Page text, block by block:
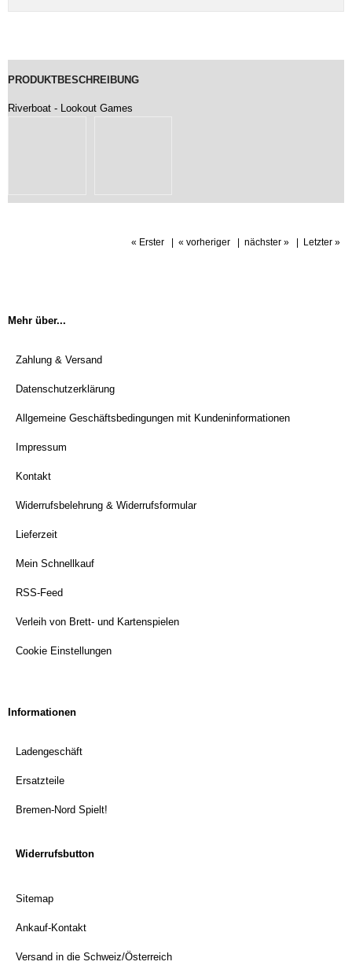
PRODUKTBESCHREIBUNG
Riverboat - Lookout Games
« Erster | « vorheriger | nächster » | Letzter »
Mehr über...
Zahlung & Versand
Datenschutzerklärung
Allgemeine Geschäftsbedingungen mit Kundeninformationen
Impressum
Kontakt
Widerrufsbelehrung & Widerrufsformular
Lieferzeit
Mein Schnellkauf
RSS-Feed
Verleih von Brett- und Kartenspielen
Cookie Einstellungen
Informationen
Ladengeschäft
Ersatzteile
Bremen-Nord Spielt!
Widerrufsbutton
Sitemap
Ankauf-Kontakt
Versand in die Schweiz/Österreich